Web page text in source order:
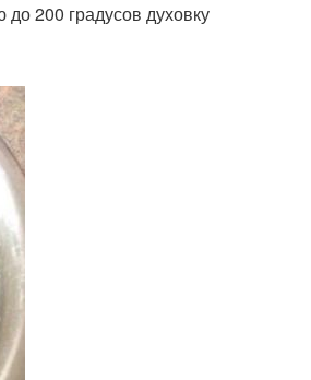
200 градусов духовку